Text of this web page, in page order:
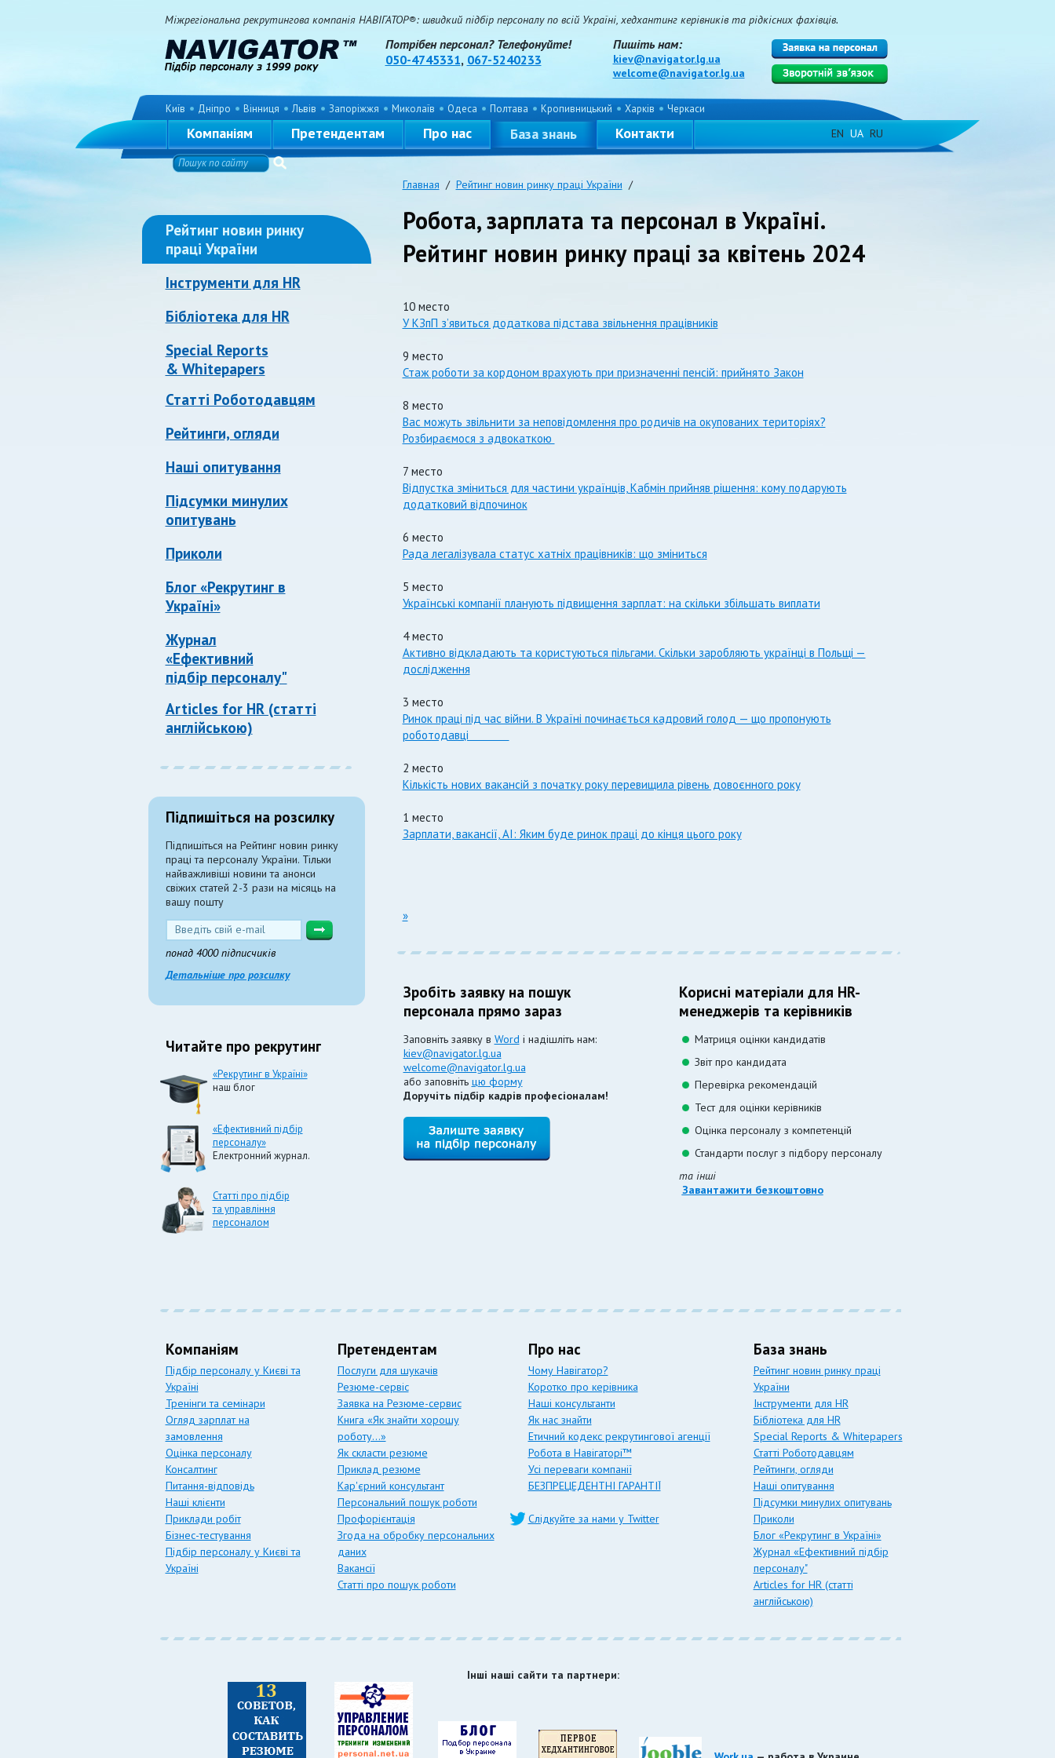
Міжрегіональна рекрутингова компанія НАВІГАТОР®: швидкий підбір персоналу по всій Україні, хедхантинг керівників та рідкісних фахівців.
Потрібен персонал? Телефонуйте!
050-4745331, 067-5240233
Пишіть нам:
kiev@navigator.lg.ua
welcome@navigator.lg.ua
Київ Дніпро Вінниця Львів Запоріжжя Миколаїв Одеса Полтава Кропивницький Харків Черкаси
Компаніям Претендентам Про нас База знань Контакти EN UA RU
Главная / Рейтинг новин ринку праці України /
Рейтинг новин ринку
праці України
Інструменти для HR
Бібліотека для HR
Special Reports
& Whitepapers
Статті Роботодавцям
Рейтинги, огляди
Наші опитування
Підсумки минулих
опитувань
Приколи
Блог «Рекрутинг в
Україні»
Журнал
«Ефективний
підбір персоналу"
Articles for HR (статті
англійською)
Підпишіться на розсилку
Підпишіться на Рейтинг новин ринку
праці та персоналу України. Тільки
найважливіші новини та анонси
свіжих статей 2-3 рази на місяць на
вашу пошту
понад 4000 підписчиків
Детальніше про розсилку
Читайте про рекрутинг
«Рекрутинг в Україні»
наш блог
«Ефективний підбір
персоналу»
Електронний журнал.
Статті про підбір
та управління
персоналом
Робота, зарплата та персонал в Україні.
Рейтинг новин ринку праці за квітень 2024
10 место
У КЗпП з’явиться додаткова підстава звільнення працівників
9 место
Стаж роботи за кордоном врахують при призначенні пенсій: прийнято Закон
8 место
Вас можуть звільнити за неповідомлення про родичів на окупованих територіях?
Розбираємося з адвокаткою
7 место
Відпустка зміниться для частини українців, Кабмін прийняв рішення: кому подарують
додатковий відпочинок
6 место
Рада легалізувала статус хатніх працівників: що зміниться
5 место
Українські компанії планують підвищення зарплат: на скільки збільшать виплати
4 место
Активно відкладають та користуються пільгами. Скільки заробляють українці в Польщі —
дослідження
3 место
Ринок праці під час війни. В Україні починається кадровий голод — що пропонують
роботодавці
2 место
Кількість нових вакансій з початку року перевищила рівень довоєнного року
1 место
Зарплати, вакансії, AI: Яким буде ринок праці до кінця цього року
»
Зробіть заявку на пошук
персонала прямо зараз
Заповніть заявку в Word і надішліть нам:
kiev@navigator.lg.ua
welcome@navigator.lg.ua
або заповніть цю форму
Доручіть підбір кадрів професіоналам!
Корисні матеріали для HR-
менеджерів та керівників
Матриця оцінки кандидатів
Звіт про кандидата
Перевірка рекомендацій
Тест для оцінки керівників
Оцінка персоналу з компетенцій
Стандарти послуг з підбору персоналу
та інші
Завантажити безкоштовно
Компаніям
Підбір персоналу у Києві та
Україні
Тренінги та семінари
Огляд зарплат на
замовлення
Оцінка персоналу
Консалтинг
Питання-відповідь
Наші клієнти
Приклади робіт
Бізнес-тестування
Підбір персоналу у Києві та
Україні
Претендентам
Послуги для шукачів
Резюме-сервіс
Заявка на Резюме-сервис
Книга «Як знайти хорошу
роботу…»
Як скласти резюме
Приклад резюме
Кар'єрний консультант
Персональний пошук роботи
Профорієнтація
Згода на обробку персональних
даних
Вакансії
Статті про пошук роботи
Про нас
Чому Навігатор?
Коротко про керівника
Наші консультанти
Як нас знайти
Етичний кодекс рекрутингової агенції
Робота в Навігаторі™
Усі переваги компанії
БЕЗПРЕЦЕДЕНТНІ ГАРАНТІЇ
Слідкуйте за нами у Twitter
База знань
Рейтинг новин ринку праці
України
Інструменти для HR
Бібліотека для HR
Special Reports & Whitepapers
Статті Роботодавцям
Рейтинги, огляди
Наші опитування
Підсумки минулих опитувань
Приколи
Блог «Рекрутинг в Україні»
Журнал «Ефективний підбір
персоналу"
Articles for HR (статті
англійською)
Інші наші сайти та партнери: